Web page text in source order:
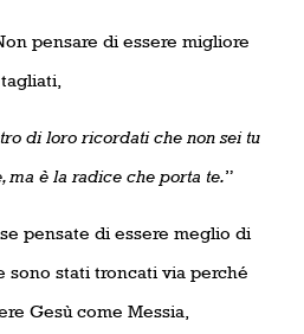
pensare di essere migliore
di loro ricordati che non sei tu
ma è la radice che porta te.”
pensate di essere meglio di
sono stati troncati via perché
Gesù come Messia,